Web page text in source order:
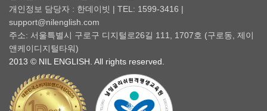
개인정보 담당자 : 한데이빗 | TEL: 1599-3416 |
support@nilenglish.com
주소: 서울특별시 구로구 디지털로26길 111, 1707호 (구로동, 제이
앤케이디지털타워)
2013 © NIL ENGLISH. All rights reserved.